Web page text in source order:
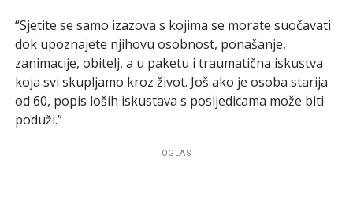
“Sjetite se samo izazova s kojima se morate suočavati
dok upoznajete njihovu osobnost, ponašanje,
zanimacije, obitelj, a u paketu i traumatična iskustva
koja svi skupljamo kroz život. Još ako je osoba starija
od 60, popis loših iskustava s posljedicama može biti
poduži.”
OGLAS